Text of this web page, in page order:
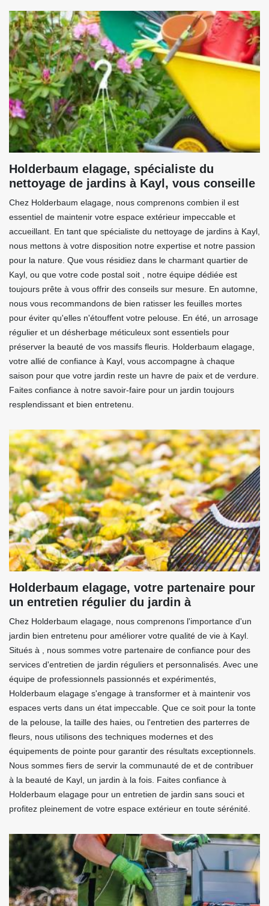
Holderbaum elagage, spécialiste du
nettoyage de jardins à Kayl, vous conseille
Chez Holderbaum elagage, nous comprenons combien il est
essentiel de maintenir votre espace extérieur impeccable et
accueillant. En tant que spécialiste du nettoyage de jardins à Kayl,
nous mettons à votre disposition notre expertise et notre passion
pour la nature. Que vous résidiez dans le charmant quartier de
Kayl, ou que votre code postal soit , notre équipe dédiée est
toujours prête à vous offrir des conseils sur mesure. En automne,
nous vous recommandons de bien ratisser les feuilles mortes
pour éviter qu'elles n'étouffent votre pelouse. En été, un arrosage
régulier et un désherbage méticuleux sont essentiels pour
préserver la beauté de vos massifs fleuris. Holderbaum elagage,
votre allié de confiance à Kayl, vous accompagne à chaque
saison pour que votre jardin reste un havre de paix et de verdure.
Faites confiance à notre savoir-faire pour un jardin toujours
resplendissant et bien entretenu.
Holderbaum elagage, votre partenaire pour
un entretien régulier du jardin à
Chez Holderbaum elagage, nous comprenons l'importance d'un
jardin bien entretenu pour améliorer votre qualité de vie à Kayl.
Situés à , nous sommes votre partenaire de confiance pour des
services d'entretien de jardin réguliers et personnalisés. Avec une
équipe de professionnels passionnés et expérimentés,
Holderbaum elagage s'engage à transformer et à maintenir vos
espaces verts dans un état impeccable. Que ce soit pour la tonte
de la pelouse, la taille des haies, ou l'entretien des parterres de
fleurs, nous utilisons des techniques modernes et des
équipements de pointe pour garantir des résultats exceptionnels.
Nous sommes fiers de servir la communauté de et de contribuer
à la beauté de Kayl, un jardin à la fois. Faites confiance à
Holderbaum elagage pour un entretien de jardin sans souci et
profitez pleinement de votre espace extérieur en toute sérénité.